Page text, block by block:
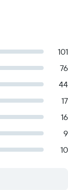
101
76
44
17
16
9
10